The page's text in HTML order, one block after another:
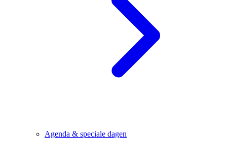
Agenda & speciale dagen